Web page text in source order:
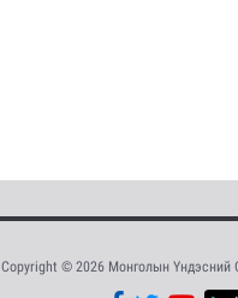
Copyright © 2026 Монголын Үндэсний